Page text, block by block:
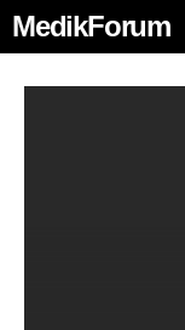
MedikForum